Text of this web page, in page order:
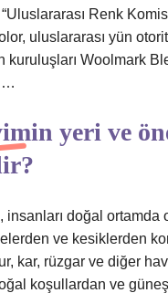
Renk
uluslararası yün
kuruluşları Woolmark
yeri ve
insanları doğal ortamda
ve kesiklerden
kar, rüzgar ve diğer
koşullardan ve